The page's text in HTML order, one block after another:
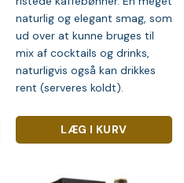
naturlig og elegant smag, som
ud over at kunne bruges til
mix af cocktails og drinks,
naturligvis også kan drikkes
rent (serveres koldt).
LÆG I KURV